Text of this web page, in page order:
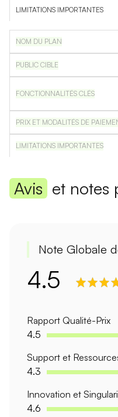
Avis et notes
Note Globale
4.5
Rapport Qualité-Prix
4.5
Support et
4.3
Innovation et
4.6